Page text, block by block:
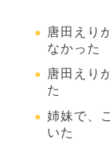
唐田えり
なかった
唐田えり
た
姉妹で、
いた